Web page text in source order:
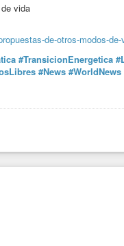
vida
de-otros-modos-
#TransicionEnergetica
#News #WorldNews